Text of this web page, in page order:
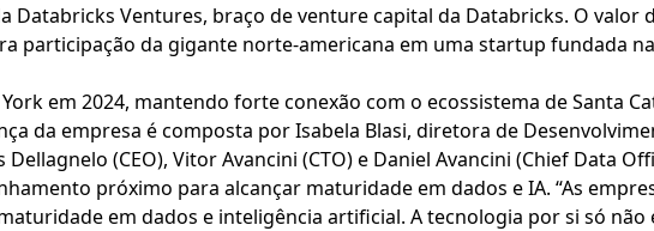
Ventures, braço de venture capital da Databricks. O valor
participação da gigante norte‑americana em uma startup fundada
em 2024, mantendo forte conexão com o ecossistema de Santa
da empresa é composta por Isabela Blasi, diretora de
(CEO), Vitor Avancini (CTO) e Daniel Avancini (Chief Data
próximo para alcançar maturidade em dados e IA. “As
em dados e inteligência artificial. A tecnologia por si só não